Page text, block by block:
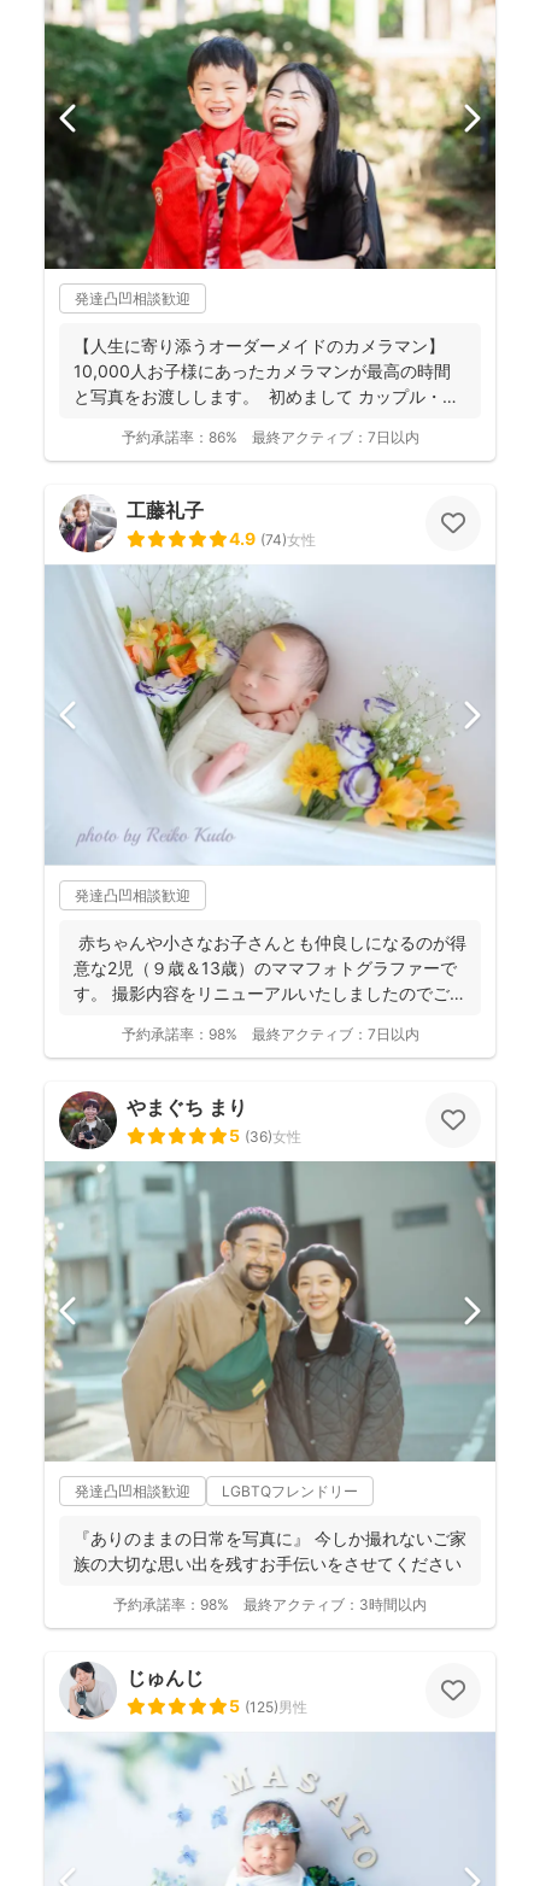
発達凸凹相談歓迎
【人生に寄り添うオーダーメイドのカメラマン】
10,000人お子様にあったカメラマンが最高の時間
と写真をお渡しします。 初めまして カップル・
予約承諾率： 86% 最終アクティブ： 7日以内
工藤礼子
4.9 (74)女性
発達凸凹相談歓迎
赤ちゃんや小さなお子さんとも仲良しになるのが得
意な2児（９歳＆13歳）のママフォトグラファーで
す。 撮影内容をリニューアルいたしましたのでご案
予約承諾率： 98% 最終アクティブ： 7日以内
やまぐち まり
5 (36)女性
発達凸凹相談歓迎 LGBTQフレンドリー
『ありのままの日常を写真に』 今しか撮れないご家
族の大切な思い出を残すお手伝いをさせてください
予約承諾率： 98% 最終アクティブ： 3時間以内
じゅんじ
5 (125)男性